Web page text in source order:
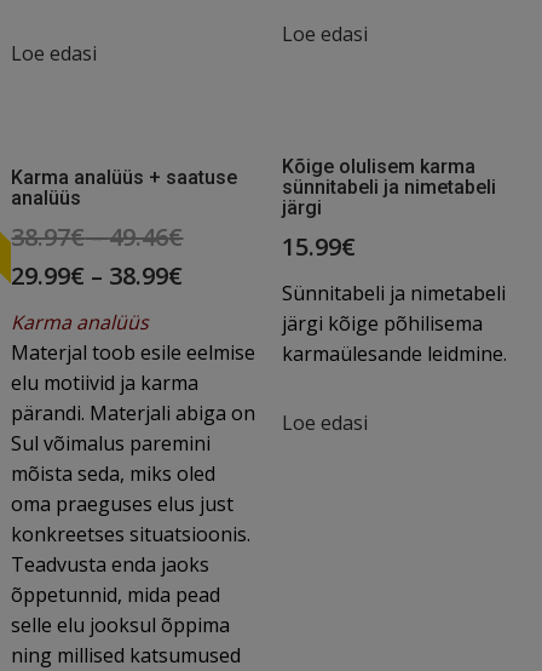
Loe edasi
Loe edasi
Karma analüüs + saatuse
analüüs
38.97€–49.46€Original
38.97€
–
49.46€.
29.99€ – 38.99€
is:
29.99€
–
38.99€.
Karma analüüs
Materjal toob esile eelmise
elu motiivid ja karma
pärandi. Materjali abiga on
Sul võimalus paremini
mõista seda, miks oled
oma praeguses elus just
konkreetses situatsioonis.
Teadvusta enda jaoks
õppetunnid, mida pead
selle elu jooksul õppima
ning millised katsumused
Kõige olulisem karma
sünnitabeli ja nimetabeli
järgi
15.99€
Sünnitabeli ja nimetabeli
järgi kõige põhilisema
karmaülesande leidmine.
Loe edasi